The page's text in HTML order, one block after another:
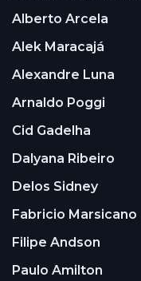
Alberto Arcela
Alek Maracajá
Alexandre Luna
Arnaldo Poggi
Cid Gadelha
Dalyana Ribeiro
Delos Sidney
Fabricio Marsicano
Filipe Andson
Paulo Amilton